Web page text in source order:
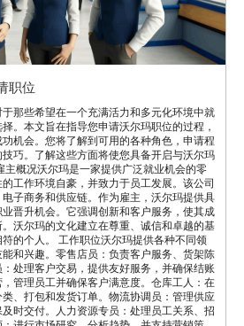
职位
那些希望在一个充满活力和多元化环境中就
。本文旨在指导您申请沃尔玛职位的过程，
机会。您将了解到可用的各种角色，申请程
巧。了解这些方面将使您具备开启与沃尔玛
主概况沃尔玛是一家提供广泛就业机会的零
工作环境自豪，并致力于员工发展。该公司
子商务和供应链。作为雇主，沃尔玛提供具
晋升机会。它强调创新和客户服务，使其成
沃尔玛的文化建立在尊重、诚信和卓越的基
的个人。 工作职位沃尔玛提供各种不同领
和兴趣。零售店员：负责客户服务、货架陈
处理客户交易，提供友好服务，并确保结账
管理员工并确保客户满意度。仓库工人：在
、打包和发货订单。物流协调员：管理供应
时交付。人力资源专员：处理员工关系、招